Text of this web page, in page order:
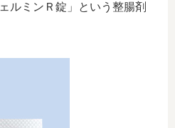
ルミンＲ錠」という整腸剤